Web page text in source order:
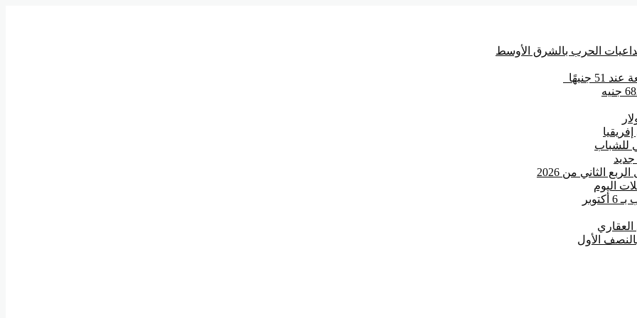
الحرب بالشرق الأوسط
جنيهًا
للشباب
العقاري